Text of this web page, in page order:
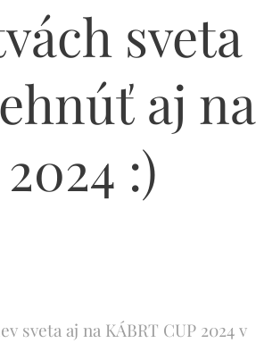
sveta
aj na
:)
aj na KÁBRT CUP 2024 v